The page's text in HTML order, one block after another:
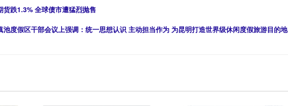
货跌1.3% 全球债市遭猛烈抛售
池度假区干部会议上强调：统一思想认识 主动担当作为 为昆明打造世界级休闲度假旅游目的地